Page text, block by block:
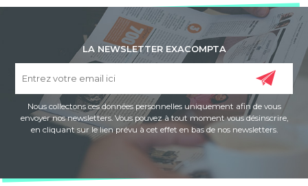
LA NEWSLETTER EXACOMPTA
Nous collectons ces données personnelles uniquement afin de vous
envoyer nos newsletters. Vous pouvez à tout moment vous désinscrire,
en cliquant sur le lien prévu à cet effet en bas de nos newsletters.